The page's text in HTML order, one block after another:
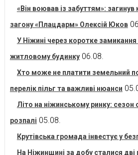
«Він воював із забуттям»:
загону «Плацдарм» Олексій Юков
У Ніжині через коротке
житловому будинку 06.08.
Хто може не платити земельний
перелік пільг та важливі нюанси
Літо на ніжинському ринку: сезон
розпалі 05.08.
Крутівська громада інвестує у
На Ніжинщині за добу сталися дві